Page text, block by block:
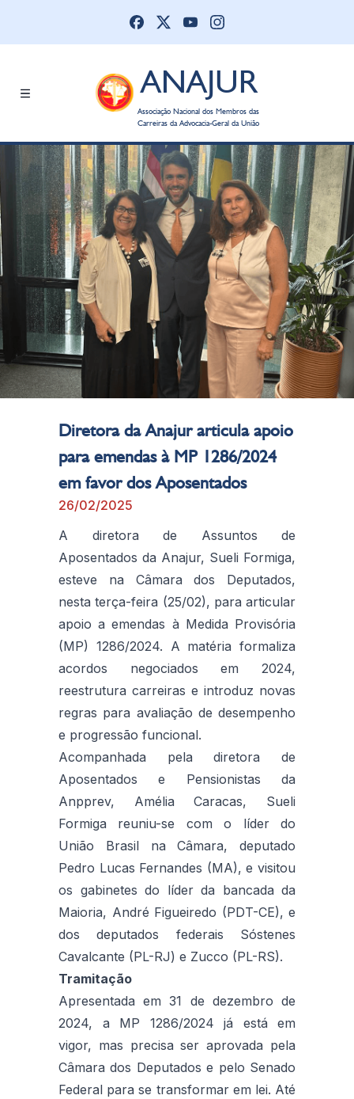
ANAJUR
Associação Nacional dos Membros das
Carreiras da Advocacia-Geral da União
Diretora da Anajur articula apoio
para emendas à MP 1286/2024
em favor dos Aposentados
26/02/2025
A diretora de Assuntos de
Aposentados da Anajur, Sueli Formiga,
esteve na Câmara dos Deputados,
nesta terça-feira (25/02), para articular
apoio a emendas à Medida Provisória
(MP) 1286/2024. A matéria formaliza
acordos negociados em 2024,
reestrutura carreiras e introduz novas
regras para avaliação de desempenho
e progressão funcional.
Acompanhada pela diretora de
Aposentados e Pensionistas da
Anpprev, Amélia Caracas, Sueli
Formiga reuniu-se com o líder do
União Brasil na Câmara, deputado
Pedro Lucas Fernandes (MA), e visitou
os gabinetes do líder da bancada da
Maioria, André Figueiredo (PDT-CE), e
dos deputados federais Sóstenes
Cavalcante (PL-RJ) e Zucco (PL-RS).
Tramitação
Apresentada em 31 de dezembro de
2024, a MP 1286/2024 já está em
vigor, mas precisa ser aprovada pela
Câmara dos Deputados e pelo Senado
Federal para se transformar em lei. Até